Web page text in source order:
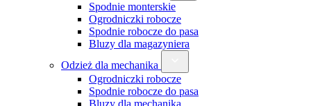
Spodnie monterskie
Ogrodniczki robocze
Spodnie robocze do pasa
Bluzy dla magazyniera
Odzież dla mechanika
Ogrodniczki robocze
Spodnie robocze do pasa